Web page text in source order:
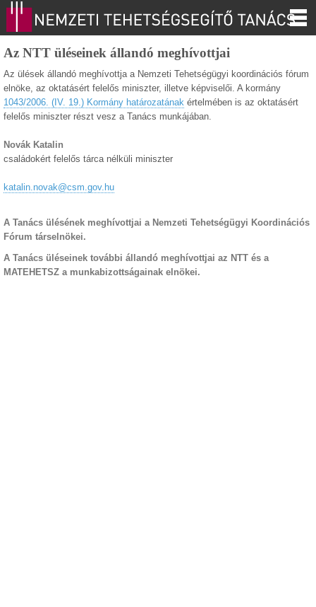
Az NTT üléseinek állandó meghívottjai
Az ülések állandó meghívottja a Nemzeti Tehetségügyi koordinációs fórum
elnöke, az oktatásért felelős miniszter, illetve képviselői. A kormány
1043/2006. (IV. 19.) Kormány határozatának értelmében is az oktatásért
felelős miniszter részt vesz a Tanács munkájában.
Novák Katalin
családokért felelős tárca nélküli miniszter
katalin.novak@csm.gov.hu
A Tanács ülésének meghívottjai a Nemzeti Tehetségügyi Koordinációs
Fórum társelnökei.
A Tanács üléseinek további állandó meghívottjai az NTT és a
MATEHETSZ a munkabizottságainak elnökei.